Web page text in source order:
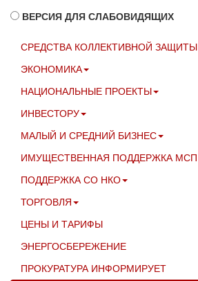
ВЕРСИЯ ДЛЯ СЛАБОВИДЯЩИХ
СРЕДСТВА КОЛЛЕКТИВНОЙ ЗАЩИТЫ
ЭКОНОМИКА
НАЦИОНАЛЬНЫЕ ПРОЕКТЫ
ИНВЕСТОРУ
МАЛЫЙ И СРЕДНИЙ БИЗНЕС
ИМУЩЕСТВЕННАЯ ПОДДЕРЖКА МСП
ПОДДЕРЖКА СО НКО
ТОРГОВЛЯ
ЦЕНЫ И ТАРИФЫ
ЭНЕРГОСБЕРЕЖЕНИЕ
ПРОКУРАТУРА ИНФОРМИРУЕТ